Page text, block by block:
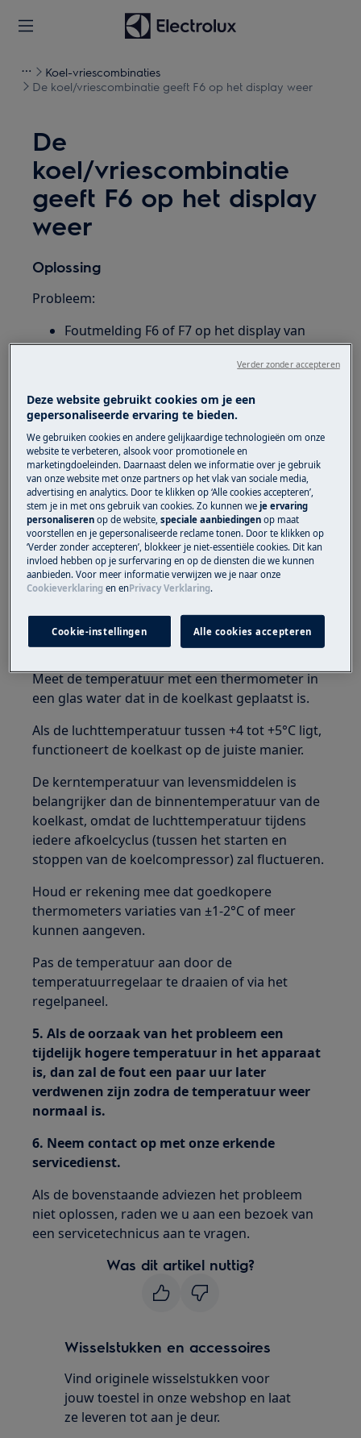
Koel-vriescombinaties
De koel/vriescombinatie geeft F6 op het display weer
De
koel/vriescombinatie
geeft F6 op het display
weer
Oplossing
Probleem:
Foutmelding F6 of F7 op het display van
mijn koelkast / koel-/vriescombinatie
Koelkast
Koel/vriescombinatie
Oplossing:
1. Controleer of de stroomvoorziening naar
het apparaat is afgesneden.
2. Vermijd het langdurig openlaten van de
deur.
3. Controleer of de deur volledig gesloten is.
4. Controleer of het apparaat op de juiste
manier koelt.
Meet de temperatuur met een thermometer in
een glas water dat in de koelkast geplaatst is.
Als de luchttemperatuur tussen +4 tot +5°C ligt,
functioneert de koelkast op de juiste manier.
De kerntemperatuur van levensmiddelen is
belangrijker dan de binnentemperatuur van de
koelkast, omdat de luchttemperatuur tijdens
iedere afkoelcyclus (tussen het starten en
stoppen van de koelcompressor) zal fluctueren.
Houd er rekening mee dat goedkopere
thermometers variaties van ±1-2°C of meer
kunnen aangeven.
Pas de temperatuur aan door de
temperatuurregelaar te draaien of via het
regelpaneel.
5. Als de oorzaak van het probleem een
tijdelijk hogere temperatuur in het apparaat
is, dan zal de fout een paar uur later
verdwenen zijn zodra de temperatuur weer
normaal is.
6. Neem contact op met onze erkende
servicedienst.
Als de bovenstaande adviezen het probleem
niet oplossen, raden we u aan een bezoek van
een servicetechnicus aan te vragen.
Was dit artikel nuttig?
Wisselstukken en accessoires
Vind originele wisselstukken voor
jouw toestel in onze webshop en laat
ze leveren tot aan je deur.
Deze website gebruikt cookies om je een
gepersonaliseerde ervaring te bieden.
We gebruiken cookies en andere gelijkaardige technologieën om onze
website te verbeteren, alsook voor promotionele en
marketingdoeleinden. Daarnaast delen we informatie over je gebruik
van onze website met onze partners op het vlak van sociale media,
advertising en analytics. Door te klikken op ‘Alle cookies accepteren’,
stem je in met ons gebruik van cookies. Zo kunnen weje ervaring
personaliseren op de website,speciale aanbiedingen op maat
voorstellen en je gepersonaliseerde reclame tonen. Door te klikken op
‘Verder zonder accepteren’, blokkeer je niet-essentiële cookies. Dit kan
invloed hebben op je surfervaring en op de diensten die we kunnen
aanbieden. Voor meer informatie verwijzen we je naar onze
Cookieverklaring enenPrivacy Verklaring.
Cookie-instellingen Alle cookies accepteren
Verder zonder accepteren